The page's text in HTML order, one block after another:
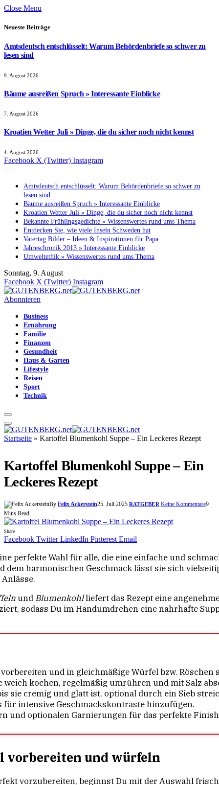
Close Menu
Neueste Beiträge
Amtsdeutsch entschlüsselt: Warum Behördenbriefe so schwer zu
lesen sind
9. August 2026
Bäume ausreißen Spruch » Interessante Einblicke
7. August 2026
Kroatien Wetter Juli » Dinge, die du sicher noch nicht kennst
4. August 2026
Facebook X (Twitter) Instagram
Amtsdeutsch entschlüsselt: Warum Behördenbriefe so schwer zu
lesen sind
Bäume ausreißen Spruch » Interessante Einblicke
Kroatien Wetter Juli » Dinge, die du sicher noch nicht kennst
Bekannte Frühlingsgedichte » Wissenswertes rund ums Thema
Entdecken Sie, wie viele Inseln Schweden hat
Vatertag Bilder – Ideen & Inspirationen für Papa
Jahreschronik 2013 » Interessante Einblicke
Umweltethik » Wissenswertes rund ums Thema
Sonntag, 9. August
Facebook X (Twitter) Instagram
Abonnieren
Business
Ernährung
Familie
Finanzen
Gesundheit
Haus & Garten
Lifestyle
Reisen
Sport
Technik
Startseite » Kartoffel Blumenkohl Suppe – Ein Leckeres Rezept
Kartoffel Blumenkohl Suppe – Ein
Leckeres Rezept
By Felix Ackerstein25. Juli 2025 RATGEBER Keine Kommentare9
Mins Read
Share
Facebook Twitter LinkedIn Pinterest Email
perfekte Wahl für alle, die eine einfache und
harmonischen Geschmack lässt sie sich
und Blumenkohlliefert das Rezept eine
sodass Du im Handumdrehen eine nahrhafte
und in gleichmäßige Würfel bzw. Röschen
kochen, regelmäßig umrühren und mit Salz
sie cremig und glatt ist, optional durch ein Sieb
für intensive Geschmackskontraste hinzufügen.
und optionalen Garnierungen für das perfekte
vorbereiten und würfeln
vorzubereiten, beginnst Du mit der Auswahl